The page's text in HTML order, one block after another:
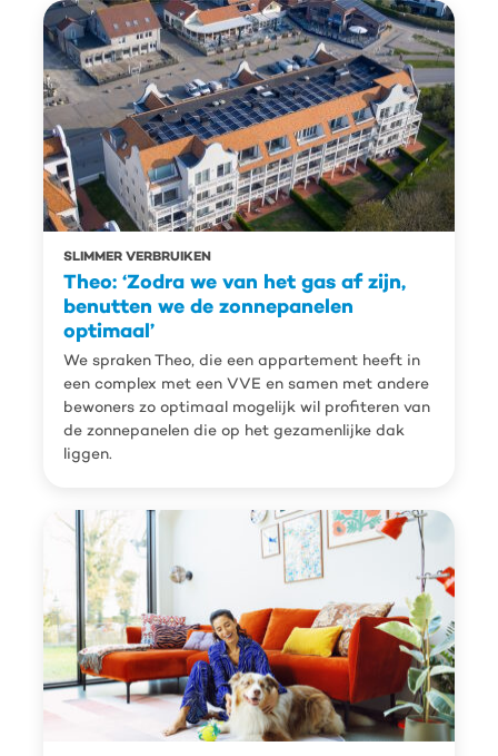
SLIMMER VERBRUIKEN
Theo: ‘Zodra we van het gas af zijn,
benutten we de zonnepanelen
optimaal’
We spraken Theo, die een appartement heeft in
een complex met een VVE en samen met andere
bewoners zo optimaal mogelijk wil profiteren van
de zonnepanelen die op het gezamenlijke dak
liggen.